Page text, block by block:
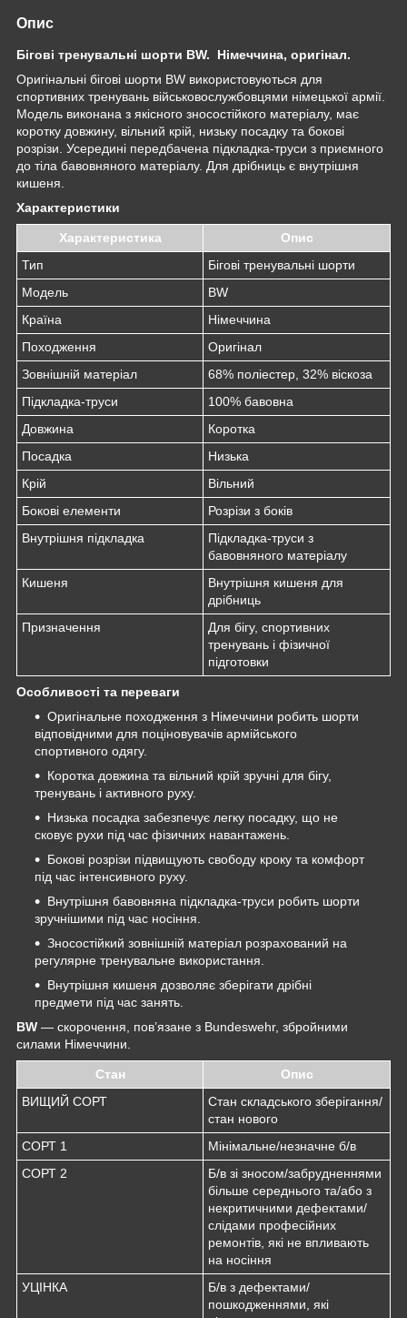
Опис
Бігові тренувальні шорти BW. Німеччина, оригінал.
Оригінальні бігові шорти BW використовуються для
спортивних тренувань військовослужбовцями німецької армії.
Модель виконана з якісного зносостійкого матеріалу, має
коротку довжину, вільний крій, низьку посадку та бокові
розрізи. Усередині передбачена підкладка-труси з приємного
до тіла бавовняного матеріалу. Для дрібниць є внутрішня
кишеня.
Характеристики
Характеристика
Опис
Тип
Бігові тренувальні шорти
Модель
BW
Країна
Німеччина
Походження
Оригінал
Зовнішній матеріал
68% поліестер, 32% віскоза
Підкладка-труси
100% бавовна
Довжина
Коротка
Посадка
Низька
Крій
Вільний
Бокові елементи
Розрізи з боків
Внутрішня підкладка
Підкладка-труси з
бавовняного матеріалу
Кишеня
Внутрішня кишеня для
дрібниць
Призначення
Для бігу, спортивних
тренувань і фізичної
підготовки
Особливості та переваги
Оригінальне походження з Німеччини робить шорти
відповідними для поціновувачів армійського
спортивного одягу.
Коротка довжина та вільний крій зручні для бігу,
тренувань і активного руху.
Низька посадка забезпечує легку посадку, що не
сковує рухи під час фізичних навантажень.
Бокові розрізи підвищують свободу кроку та комфорт
під час інтенсивного руху.
Внутрішня бавовняна підкладка-труси робить шорти
зручнішими під час носіння.
Зносостійкий зовнішній матеріал розрахований на
регулярне тренувальне використання.
Внутрішня кишеня дозволяє зберігати дрібні
предмети під час занять.
BW — скорочення, пов’язане з Bundeswehr, збройними
силами Німеччини.
Стан
Опис
ВИЩИЙ СОРТ
Стан складського зберігання/
стан нового
СОРТ 1
Мінімальне/незначне б/в
СОРТ 2
Б/в зі зносом/забрудненнями
більше середнього та/або з
некритичними дефектами/
слідами професійних
ремонтів, які не впливають
на носіння
УЦІНКА
Б/в з дефектами/
пошкодженнями, які